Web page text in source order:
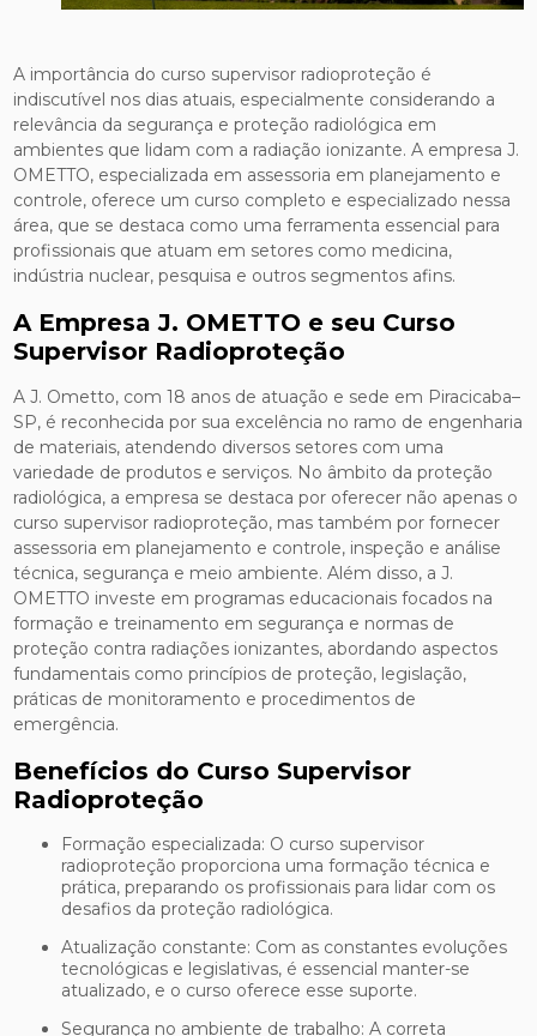
A importância do curso supervisor radioproteção é
indiscutível nos dias atuais, especialmente considerando a
relevância da segurança e proteção radiológica em
ambientes que lidam com a radiação ionizante. A empresa J.
OMETTO, especializada em assessoria em planejamento e
controle, oferece um curso completo e especializado nessa
área, que se destaca como uma ferramenta essencial para
profissionais que atuam em setores como medicina,
indústria nuclear, pesquisa e outros segmentos afins.
A Empresa J. OMETTO e seu Curso
Supervisor Radioproteção
A J. Ometto, com 18 anos de atuação e sede em Piracicaba–
SP, é reconhecida por sua excelência no ramo de engenharia
de materiais, atendendo diversos setores com uma
variedade de produtos e serviços. No âmbito da proteção
radiológica, a empresa se destaca por oferecer não apenas o
curso supervisor radioproteção, mas também por fornecer
assessoria em planejamento e controle, inspeção e análise
técnica, segurança e meio ambiente. Além disso, a J.
OMETTO investe em programas educacionais focados na
formação e treinamento em segurança e normas de
proteção contra radiações ionizantes, abordando aspectos
fundamentais como princípios de proteção, legislação,
práticas de monitoramento e procedimentos de
emergência.
Benefícios do Curso Supervisor
Radioproteção
Formação especializada: O curso supervisor
radioproteção proporciona uma formação técnica e
prática, preparando os profissionais para lidar com os
desafios da proteção radiológica.
Atualização constante: Com as constantes evoluções
tecnológicas e legislativas, é essencial manter-se
atualizado, e o curso oferece esse suporte.
Segurança no ambiente de trabalho: A correta